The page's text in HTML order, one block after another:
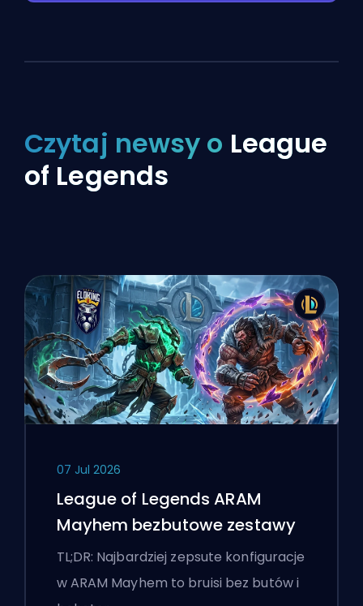
Czytaj newsy o League
of Legends
07 Jul 2026
League of Legends ARAM
Mayhem bezbutowe zestawy
TL;DR: Najbardziej zepsute konfiguracje
w ARAM Mayhem to bruisi bez butów i